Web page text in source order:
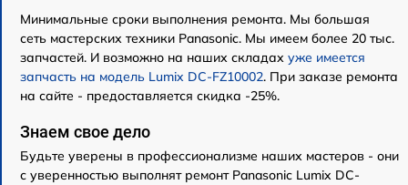
Минимальные сроки выполнения ремонта. Мы большая
сеть мастерских техники Panasonic. Мы имеем более 20 тыс.
запчастей. И возможно на наших складах уже имеется
запчасть на модель Lumix DC-FZ10002. При заказе ремонта
на сайте - предоставляется скидка -25%.
Знаем свое дело
Будьте уверены в профессионализме наших мастеров - они
с уверенностью выполнят ремонт Panasonic Lumix DC-